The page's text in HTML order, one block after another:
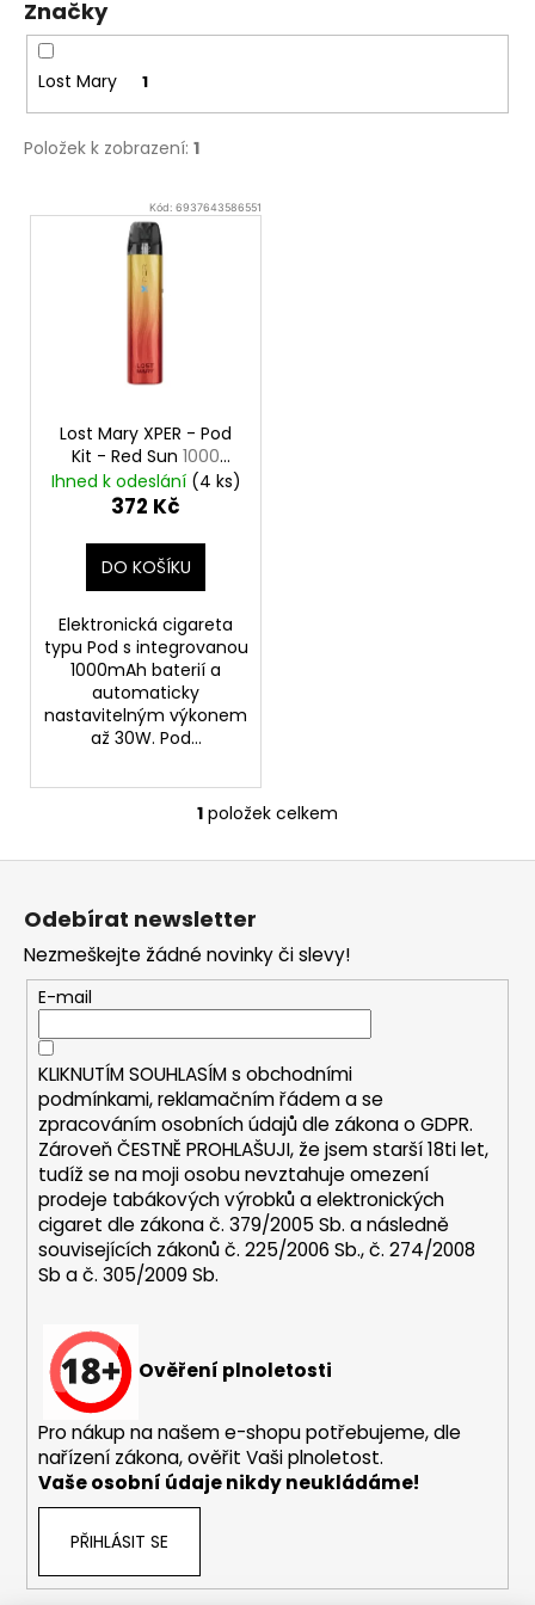
Značky
Lost Mary 1
Položek k zobrazení: 1
V Kód: 6937643586551
Lost Mary XPER - Pod
Kit - Red Sun 1000
mAh
Ihned k odeslání (4 ks)
372 Kč
DO KOŠÍKU
Elektronická cigareta
typu Pod s integrovanou
1000mAh baterií a
automaticky
nastavitelným výkonem
až 30W. Pod...
O
v
a
c
í
p
r
v
k
y
v
ý
p
i
1 položek celkem
Z
Odebírat newsletter
Nezmeškejte žádné novinky či slevy!
E-mail
KLIKNUTÍM SOUHLASÍM s obchodními
podmínkami,reklamačním řádem a se
zpracováním osobních údajů dle zákona oGDPR.
Zároveň ČESTNĚ PROHLAŠUJI, že jsem starší 18ti let,
tudíž se na moji osobu nevztahuje omezení
prodeje tabákových výrobků a elektronických
cigaret dle zákona č. 379/2005 Sb. a následně
souvisejících zákonů č. 225/2006 Sb., č. 274/2008
Sb a č. 305/2009 Sb.
Ověření plnoletosti
Pro nákup na našem e-shopu potřebujeme, dle
nařízení zákona, ověřit Vaši plnoletost.
Vaše osobní údaje nikdy neukládáme!
PŘIHLÁSIT SE